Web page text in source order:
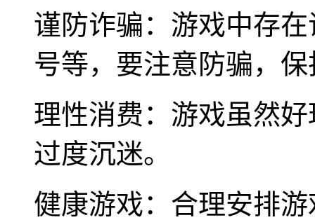
谨防诈骗：游戏中存
号等，要注意防骗，
理性消费：游戏虽然
过度沉迷。
健康游戏：合理安排